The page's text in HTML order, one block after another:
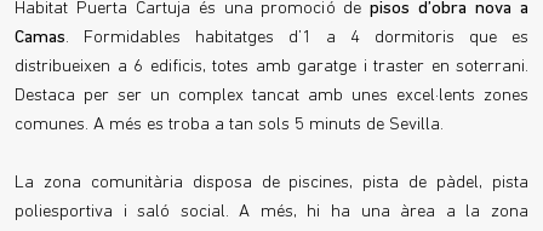
Habitat Puerta Cartuja és una promoció depisos d’obra nova a
Camas. Formidables habitatges d’1 a 4 dormitoris que es
distribueixen a 6 edificis, totes amb garatge i traster en soterrani.
Destaca per ser un complex tancat amb unes excel·lents zones
comunes. A més es troba a tan sols 5 minuts de Sevilla.
La zona comunitària disposa de piscines, pista de pàdel, pista
poliesportiva i saló social. A més, hi ha una àrea a la zona